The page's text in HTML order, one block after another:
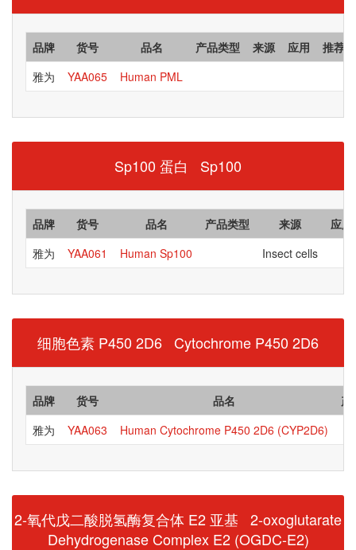
品牌 货号 品名 产品类型 来源 应用
推荐
雅为
YAA065 Human PML
Sp100 蛋白 Sp100
品牌 货号 品名 产品类型 来源
应用
雅为
YAA061 Human Sp100 Insect cells
细胞色素 P450 2D6 Cytochrome P450 2D6
品牌 货号 品名
产
雅为
YAA063 Human Cytochrome P450 2D6 (CYP2D6)
2-氧代戊二酸脱氢酶复合体 E2 亚基 2-oxoglutarate
Dehydrogenase Complex E2 (OGDC-E2)